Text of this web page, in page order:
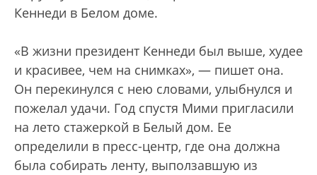
Кеннеди в Белом доме.
«В жизни президент Кеннеди был выше, худее
и красивее, чем на снимках», — пишет она.
Он перекинулся с нею словами, улыбнулся и
пожелал удачи. Год спустя Мими пригласили
на лето стажеркой в Белый дом. Ее
определили в пресс-центр, где она должна
была собирать ленту, выползавшую из